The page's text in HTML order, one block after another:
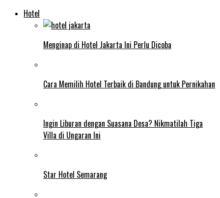
Hotel
Menginap di Hotel Jakarta Ini Perlu Dicoba
Cara Memilih Hotel Terbaik di Bandung untuk Pernikahan
Ingin Liburan dengan Suasana Desa? Nikmatilah Tiga
Villa di Ungaran Ini
Star Hotel Semarang